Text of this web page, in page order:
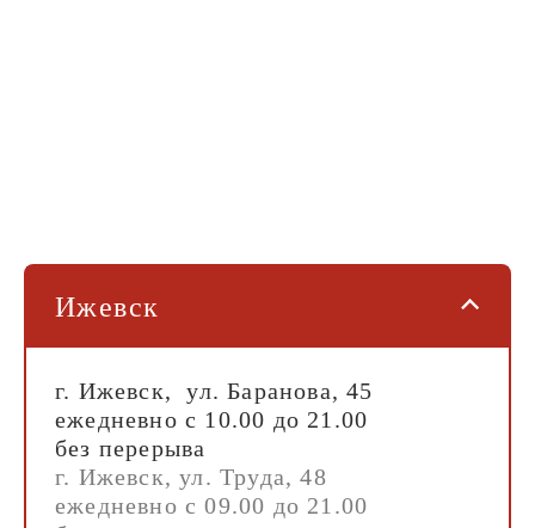
Ижевск
г. Ижевск, ул. Баранова, 45
ежедневно с 10.00 до 21.00
без перерыва
г. Ижевск, ул. Труда, 48
ежедневно с 09.00 до 21.00